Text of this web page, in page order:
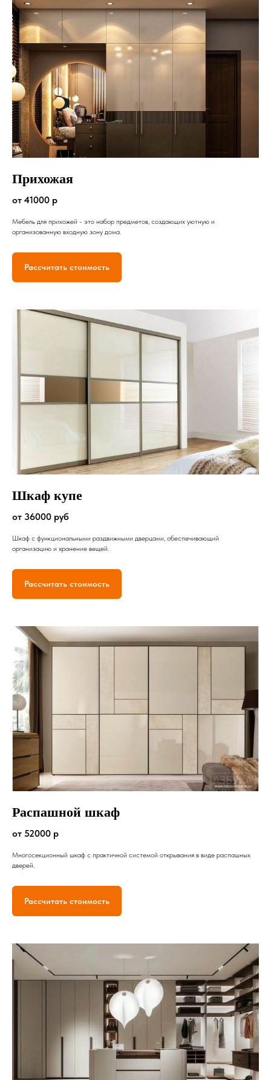
Прихожая
от 41000 р
Мебель для прихожей - это набор предметов, создающих уютную и
организованную входную зону дома.
Рассчитать стоимость
Шкаф купе
от 36000 руб
Шкаф с функциональными раздвижными дверцами, обеспечивающий
организацию и хранение вещей.
Рассчитать стоимость
Распашной шкаф
от 52000 р
Многосекционный шкаф с практичной системой открывания в виде распашных
дверей.
Рассчитать стоимость